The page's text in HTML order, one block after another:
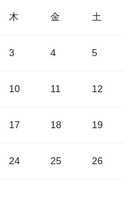
木 金 土
3 4 5
10 11 12
17 18 19
24 25 26